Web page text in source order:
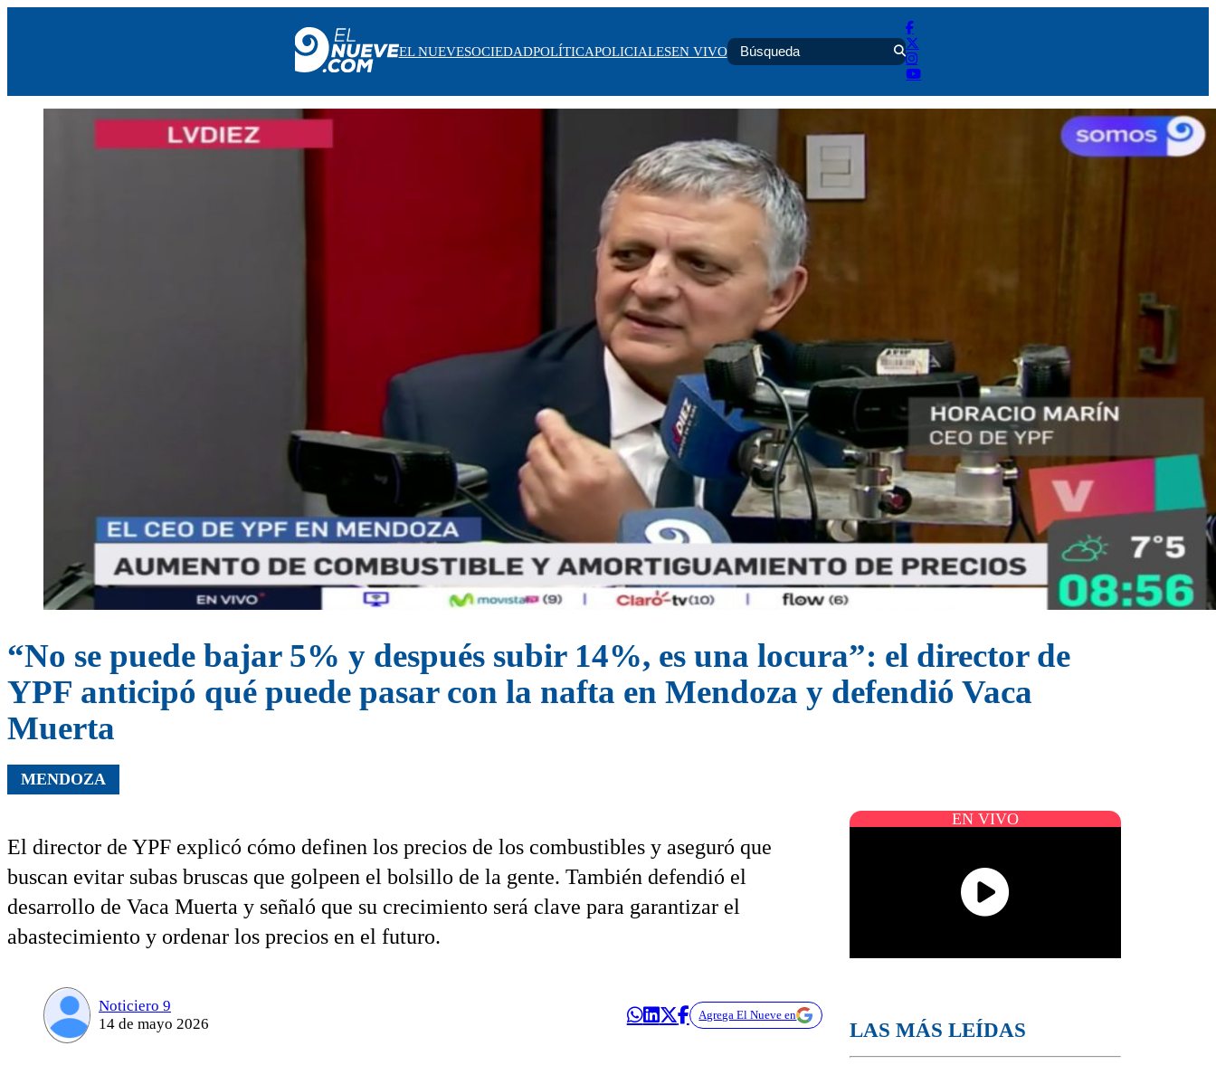
EL NUEVESOCIEDADPOLÍTICAPOLICIALESEN VIVO
“No se puede bajar 5% y después subir 14%, es una locura”: el director de
YPF anticipó qué puede pasar con la nafta en Mendoza y defendió Vaca
Muerta
MENDOZA
El director de YPF explicó cómo definen los precios de los combustibles y aseguró que
buscan evitar subas bruscas que golpeen el bolsillo de la gente. También defendió el
desarrollo de Vaca Muerta y señaló que su crecimiento será clave para garantizar el
abastecimiento y ordenar los precios en el futuro.
Noticiero 9
14 de mayo 2026
Agrega El Nueve en
EN VIVO
LAS MÁS LEÍDAS